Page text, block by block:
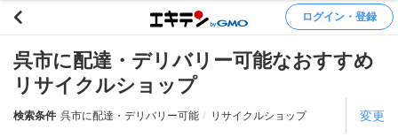
ログイン・登録
呉市に配達・デリバリー可能なおすすめ
リサイクルショップ
検索条件 呉市に配達・デリバリー可能 リサイクルショップ 変更